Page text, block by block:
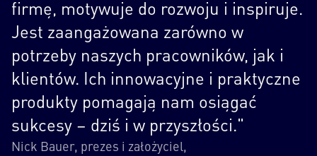
firmę, motywuje do rozwoju i inspiruje.
Jest zaangażowana zarówno w
potrzeby naszych pracowników, jak i
klientów. Ich innowacyjne i praktyczne
produkty pomagają nam osiągać
sukcesy – dziś i w przyszłości."
Nick Bauer, prezes i założyciel,